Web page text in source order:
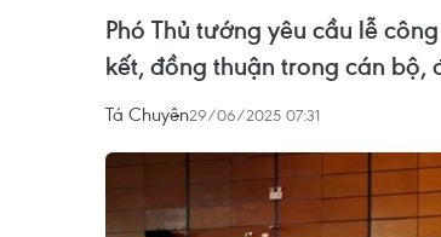
Phó Thủ tướng yêu cầu lễ
kết, đồng thuận trong cán bộ,
Tá Chuyên29/06/2025 07:31